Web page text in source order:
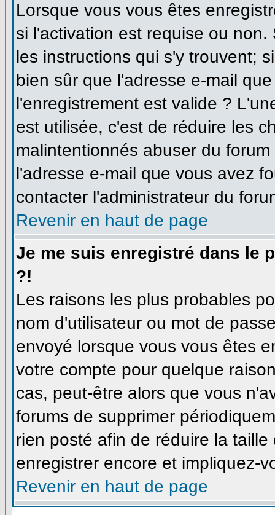
Lorsque vous vous êtes
si l'activation est requise ou
les instructions qui s'y trouvent;
bien sûr que l'adresse e-mail
l'enregistrement est valide ?
est utilisée, c'est de réduire les
malintentionnés abuser du
l'adresse e-mail que vous avez
contacter l'administrateur du
Revenir en haut de page
Je me suis enregistré dans le
?!
Les raisons les plus probables
nom d'utilisateur ou mot de
envoyé lorsque vous vous êtes
votre compte pour quelque
cas, peut-être alors que vous
forums de supprimer
rien posté afin de réduire la
enregistrer encore et impliquez-
Revenir en haut de page